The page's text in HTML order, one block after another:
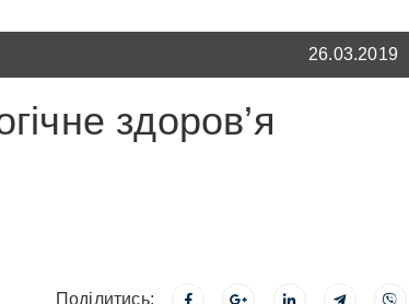
26.03.2019
здоров’я
Поділитись: